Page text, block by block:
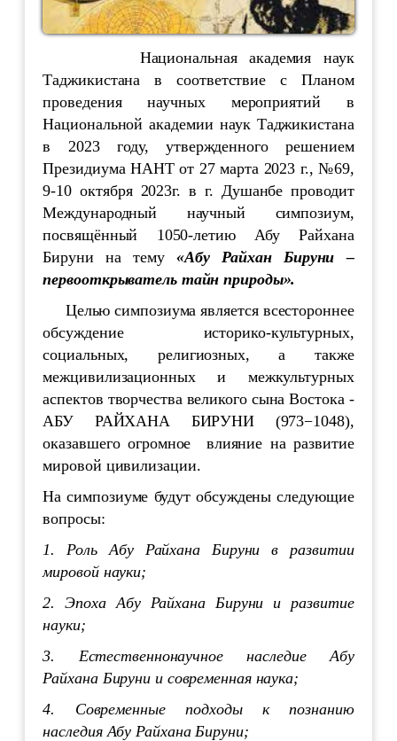
Национальная академия наук
Таджикистана в соответствие с Планом
проведения научных мероприятий в
Национальной академии наук Таджикистана
в 2023 году, утвержденного решением
Президиума НАНТ от 27 марта 2023 г., №69,
9-10 октября 2023г. в г. Душанбе проводит
Международный научный симпозиум,
посвящённый 1050-летию Абу Райхана
Бируни на тему«Абу Райхан Бируни –
первооткрыватель тайн природы».
Целью симпозиума является всестороннее
обсуждение историко-культурных,
социальных, религиозных, а также
межцивилизационных и межкультурных
аспектов творчества великого сына Востока -
АБУ РАЙХАНА БИРУНИ (973−1048),
оказавшего огромное влияние на развитие
мировой цивилизации.
На симпозиуме будут обсуждены следующие
вопросы:
1. Роль Абу Райхана Бируни в развитии
мировой науки;
2. Эпоха Абу Райхана Бируни и развитие
науки;
3. Естественнонаучное наследие Абу
Райхана Бируни и современная наука;
4. Современные подходы к познанию
наследия Абу Райхана Бируни;